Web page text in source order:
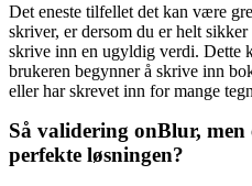
Det eneste tilfellet det kan være
skriver, er dersom du er helt
skrive inn en ugyldig verdi. Dette
brukeren begynner å skrive inn
eller har skrevet inn for mange
Så validering onBlur, men
perfekte løsningen?